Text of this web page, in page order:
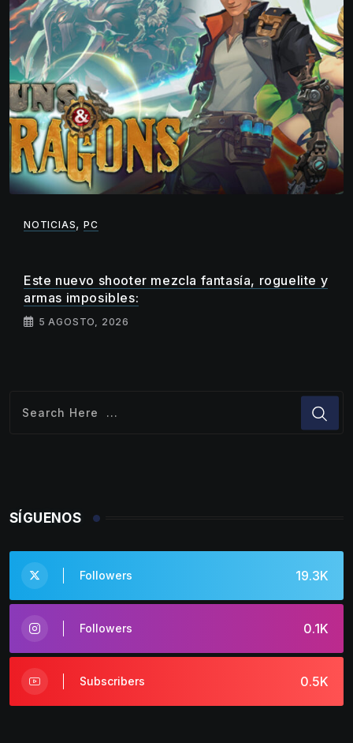
NOTICIAS,PC
Este nuevo shooter mezcla fantasía, roguelite y
armas imposibles:
5 AGOSTO, 2026
SÍGUENOS
19.3K
Followers
0.1K
Followers
0.5K
Subscribers